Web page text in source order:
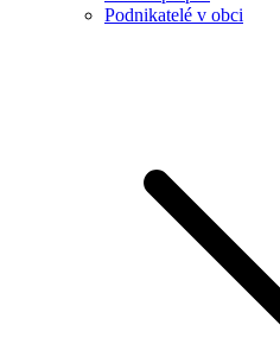
Podnikatelé v obci